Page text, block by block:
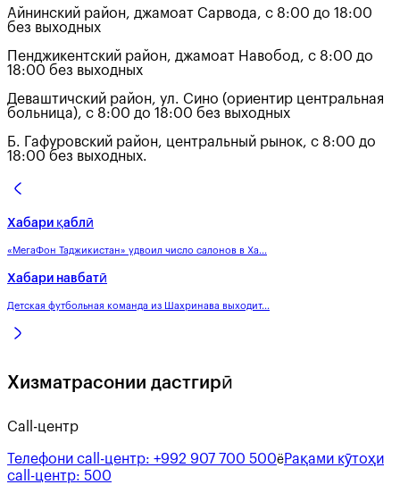
Айнинский район, джамоат Сарвода, с 8:00 до 18:00
без выходных
Пенджикентский район, джамоат Навобод, с 8:00 до
18:00 без выходных
Деваштичский район, ул. Сино (ориентир центральная
больница), с 8:00 до 18:00 без выходных
Б. Гафуровский район, центральный рынок, с 8:00 до
18:00 без выходных.
Хабари қаблӣ
«МегаФон Таджикистан» удвоил число салонов в Ха...
Хабари навбатӣ
Детская футбольная команда из Шахринава выходит...
Хизматрасонии дастгирӣ
Call-центр
Телефони call-центр: +992 907 700 500ёРақами кӯтоҳи
call-центр: 500